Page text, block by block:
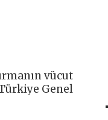
vücut
Genel